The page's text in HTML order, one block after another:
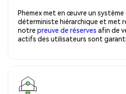
Phemex met en œuvre un
déterministe hiérarchique et met
notre preuve de réserves afin de
actifs des utilisateurs sont